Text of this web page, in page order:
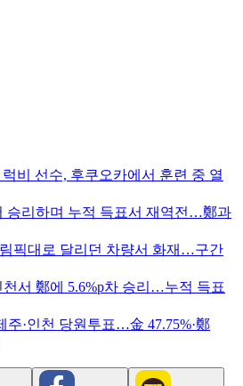
비 선수, 후쿠오카에서 훈련 중 열
승리하며 누적 득표서 재역전…鄭과
픽대로 달리던 차량서 화재…구간
천서 鄭에 5.6%p차 승리…누적 득표
주·인천 당원투표…金 47.75%·鄭